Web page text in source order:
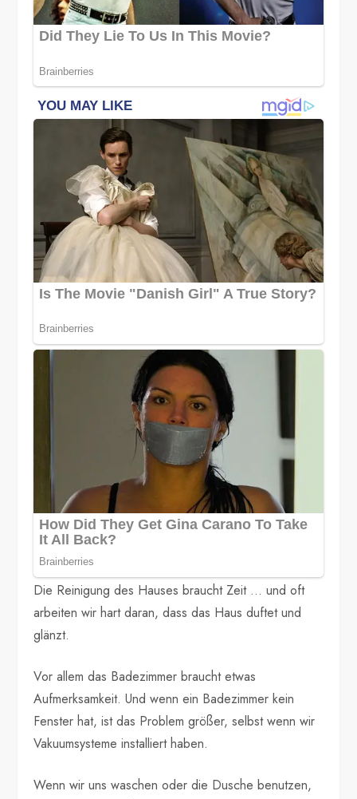
Die Reinigung des Hauses braucht Zeit … und oft
arbeiten wir hart daran, dass das Haus duftet und
glänzt.
Vor allem das Badezimmer braucht etwas
Aufmerksamkeit. Und wenn ein Badezimmer kein
Fenster hat, ist das Problem größer, selbst wenn wir
Vakuumsysteme installiert haben.
Wenn wir uns waschen oder die Dusche benutzen,